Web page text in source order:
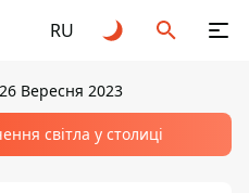
RU
Вересня 2023
світла у столиці